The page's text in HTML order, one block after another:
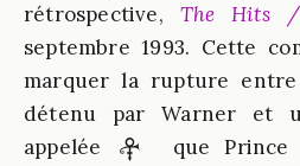
rétrospective, The Hits /
septembre 1993. Cette
marquer la rupture entre
détenu par Warner et
appelée
que